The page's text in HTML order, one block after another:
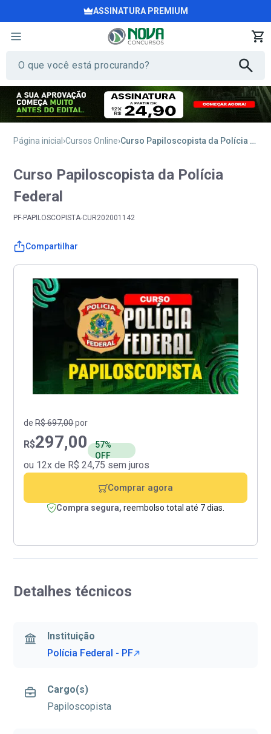
ASSINATURA PREMIUM
Página inicial Cursos Online Curso Papiloscopista da Polícia Federal
Curso Papiloscopista da Polícia
Federal
PF-PAPILOSCOPISTA-CUR202001142
Compartilhar
Detalhes técnicos
Instituição
Polícia Federal - PF
Cargo(s)
Papiloscopista
deR$ 697,00por
R$297,00
57%
OFF
ou 12x de R$ 24,75 sem juros
Comprar agora
Compra segura, reembolso total até 7 dias.